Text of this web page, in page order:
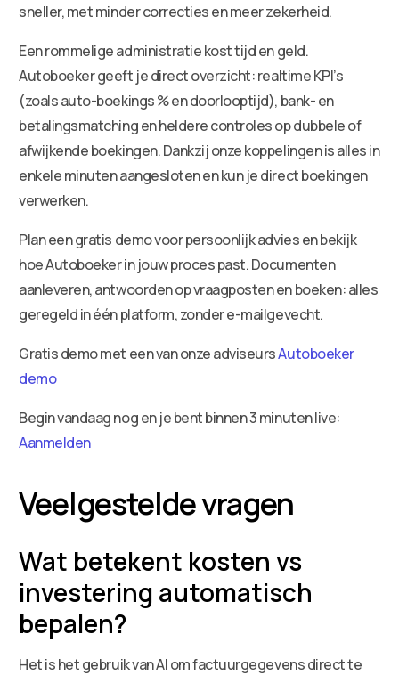
sneller, met minder correcties en meer zekerheid.
Een rommelige administratie kost tijd en geld.
Autoboeker geeft je direct overzicht: realtime KPI’s
(zoals auto-boekings % en doorlooptijd), bank- en
betalingsmatching en heldere controles op dubbele of
afwijkende boekingen. Dankzij onze koppelingen is alles in
enkele minuten aangesloten en kun je direct boekingen
verwerken.
Plan een gratis demo voor persoonlijk advies en bekijk
hoe Autoboeker in jouw proces past. Documenten
aanleveren, antwoorden op vraagposten en boeken: alles
geregeld in één platform, zonder e-mailgevecht.
Gratis demo met een van onze adviseursAutoboeker
demo
Begin vandaag nog en je bent binnen 3 minuten live:
Aanmelden
Veelgestelde vragen
Wat betekent kosten vs
investering automatisch
bepalen?
Het is het gebruik van AI om factuurgegevens direct te